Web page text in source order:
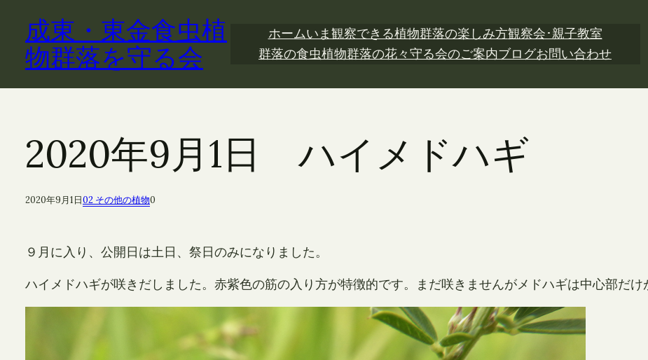
キ
成東・東金食虫植
物群落を守る会
ホームいま観察できる植物群落の楽しみ方観察会･親子教室
群落の食虫植物群落の花々守る会のご案内ブログお問い合わせ
2020年9月1日 ハイメドハギ
2020年9月1日02 その他の植物0
９月に入り、公開日は土日、祭日のみになりました。
ハイメドハギが咲きだしました。赤紫色の筋の入り方が特徴的です。まだ咲きませんがメドハギは中心部だけ